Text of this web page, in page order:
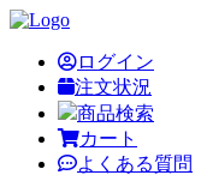
ログイン
注文状況
商品検索
カート
よくある質問